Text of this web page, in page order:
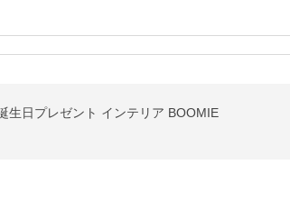
生日プレゼント インテリア BOOMIE